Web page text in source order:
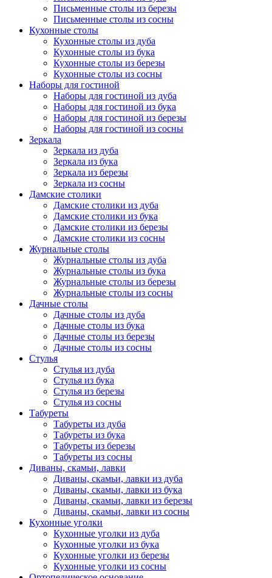
Письменные столы из березы
Письменные столы из сосны
Кухонные столы
Кухонные столы из дуба
Кухонные столы из бука
Кухонные столы из березы
Кухонные столы из сосны
Наборы для гостиной
Наборы для гостиной из дуба
Наборы для гостиной из бука
Наборы для гостиной из березы
Наборы для гостиной из сосны
Зеркала
Зеркала из дуба
Зеркала из бука
Зеркала из березы
Зеркала из сосны
Дамские столики
Дамские столики из дуба
Дамские столики из бука
Дамские столики из березы
Дамские столики из сосны
Журнальные столы
Журнальные столы из дуба
Журнальные столы из бука
Журнальные столы из березы
Журнальные столы из сосны
Дачные столы
Дачные столы из дуба
Дачные столы из бука
Дачные столы из березы
Дачные столы из сосны
Стулья
Стулья из дуба
Стулья из бука
Стулья из березы
Стулья из сосны
Табуреты
Табуреты из дуба
Табуреты из бука
Табуреты из березы
Табуреты из сосны
Диваны, скамьи, лавки
Диваны, скамьи, лавки из дуба
Диваны, скамьи, лавки из бука
Диваны, скамьи, лавки из березы
Диваны, скамьи, лавки из сосны
Кухонные уголки
Кухонные уголки из дуба
Кухонные уголки из бука
Кухонные уголки из березы
Кухонные уголки из сосны